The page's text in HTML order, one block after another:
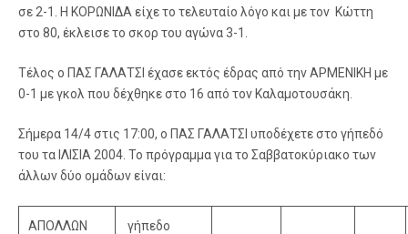
σε 2-1. Η ΚΟΡΩΝΙΔΑ είχε το τελευταίο λόγο και με τον Κώττη
στο 80, έκλεισε το σκορ του αγώνα 3-1.
Τέλος ο ΠΑΣ ΓΑΛΑΤΣΙ έχασε εκτός έδρας από την ΑΡΜΕΝΙΚΗ με
0-1 με γκολ που δέχθηκε στο 16 από τον Καλαμοτουσάκη.
Σήμερα 14/4 στις 17:00, ο ΠΑΣ ΓΑΛΑΤΣΙ υποδέχετε στο γήπεδό
του τα ΙΛΙΣΙΑ 2004. Το πρόγραμμα για το Σαββατοκύριακο των
άλλων δύο ομάδων είναι:
ΑΠΟΛΛΩΝ
γήπεδο